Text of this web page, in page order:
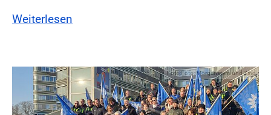
Weiterlesen
Foto:Foto: Morgenstern und Zind